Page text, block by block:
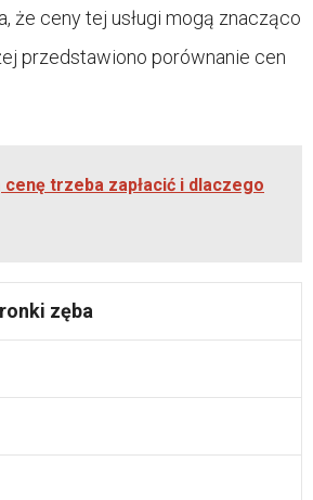
że ceny tej usługi mogą znacząco
przedstawiono porównanie cen
trzeba zapłacić i dlaczego
zęba